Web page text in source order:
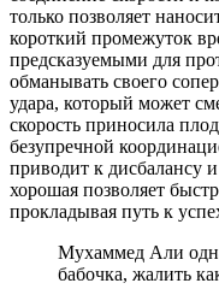
только позволяет
короткий промежуток
предсказуемыми для
обманывать своего
удара, который может
скорость приносила
безупречной
приводит к дисбалансу
хорошая позволяет
прокладывая путь к
Мухаммед Али
бабочка, жалить